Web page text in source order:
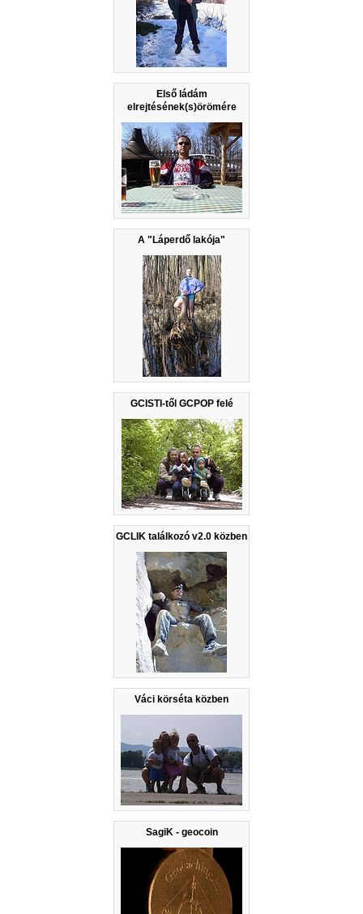
Első ládám
elrejtésének(s)örömére
A "Láperdő lakója"
GCISTI-től GCPOP felé
GCLIK találkozó v2.0 közben
Váci körséta közben
SagiK - geocoin